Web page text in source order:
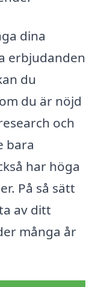
dina
erbjudanden
du
du är nöjd
och
bara
har höga
På så sätt
av ditt
många år